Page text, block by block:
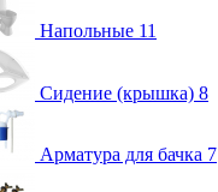
Напольные 11
Сидение (крышка) 8
Арматура для бачка 7